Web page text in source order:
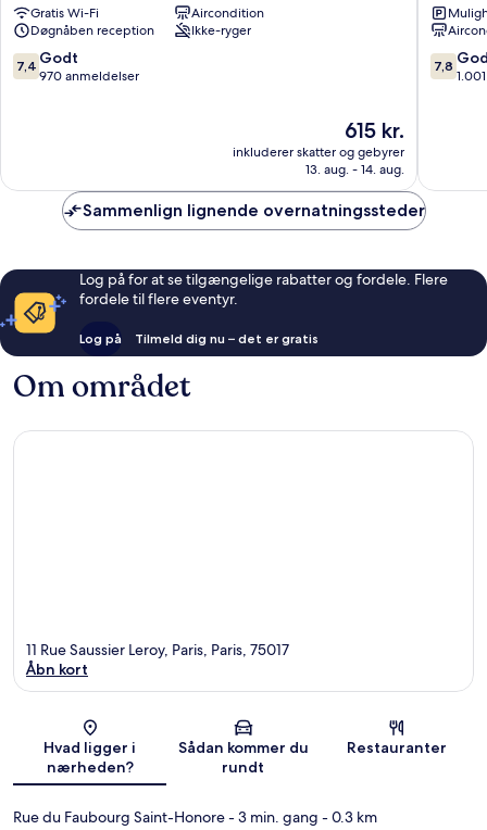
17.
Arrondissement
Gratis Wi-Fi
Aircondition
Døgnåben reception
Ikke-ryger
7.4
ud
7,4 Godt
970 anmeldelser
Prisen
615 kr.
615 kr.
inkluderer skatter og gebyrer
13. aug. - 14. aug.
17.
7.8
ud
7,8
Sammenlign lignende overnatningssteder
Log på for at se tilgængelige rabatter og fordele. Flere
fordele til flere eventyr.
Log på Tilmeld dig nu – det er gratis
Om området
Kort
11 Rue Saussier Leroy, Paris, Paris, 75017
Åbn kort
Hvad ligger i
nærheden?
Sådan kommer du
rundt
Restauranter
Rue du Faubourg Saint-Honore- 3 min. gang - 0.3 km